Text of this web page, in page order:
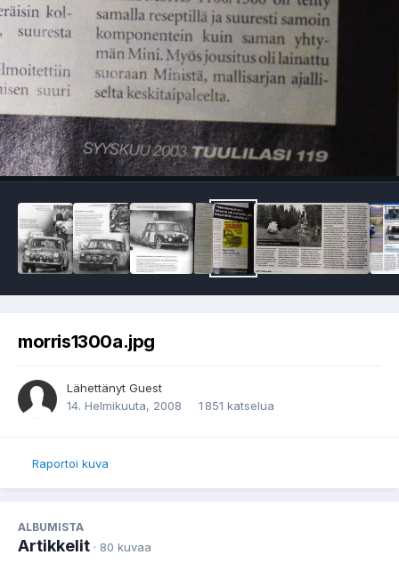
Image Tools
morris1300a.jpg
Lähettänyt Guest
14. Helmikuuta, 2008
1 851 katselua
Raportoi kuva
ALBUMISTA
Artikkelit · 80 kuvaa